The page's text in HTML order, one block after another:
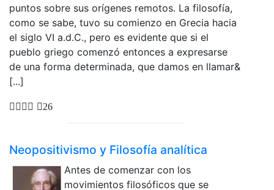
puntos sobre sus orígenes remotos. La filosofía,
como se sabe, tuvo su comienzo en Grecia hacia
el siglo VI a.d.C., pero es evidente que si el
pueblo griego comenzó entonces a expresarse
de una forma determinada, que damos en llamar&
[...]
26
Neopositivismo y Filosofía analítica
Antes de comenzar con los
movimientos filosóficos que se